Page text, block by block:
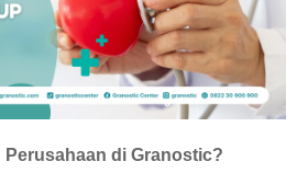
di Granostic?